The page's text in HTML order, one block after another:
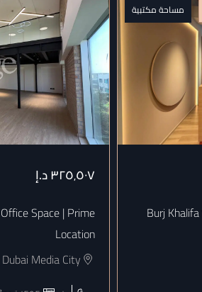
مساحة مكتبية
Burj
٣٢٥٬٥٠٧د.إ
Space | Prime
Location
Dubai Media City